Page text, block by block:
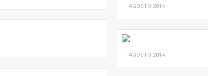
AGOSTO 2014
AGOSTO 2014